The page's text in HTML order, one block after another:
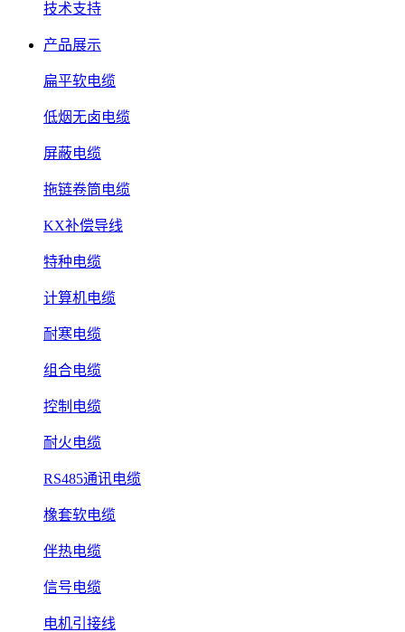
技术支持
产品展示
扁平软电缆
低烟无卤电缆
屏蔽电缆
拖链卷筒电缆
KX补偿导线
特种电缆
计算机电缆
耐寒电缆
组合电缆
控制电缆
耐火电缆
RS485通讯电缆
橡套软电缆
伴热电缆
信号电缆
电机引接线